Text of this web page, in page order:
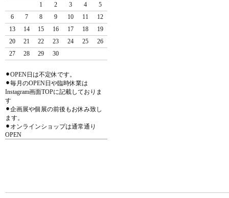
1
2 3 4
5
6
7 8 9 10 11
12
13
14 15 16 17 18
19
20
21 22 23 24 25
26
27
28 29 30
⚫︎OPEN日は不定休です。
⚫︎毎月のOPEN日や臨時休業は
Instagram画面TOPに記載しておりま
す
⚫︎企画展や個展の前後もお休み致し
ます。
⚫︎オンラインショップは通常通り
OPEN